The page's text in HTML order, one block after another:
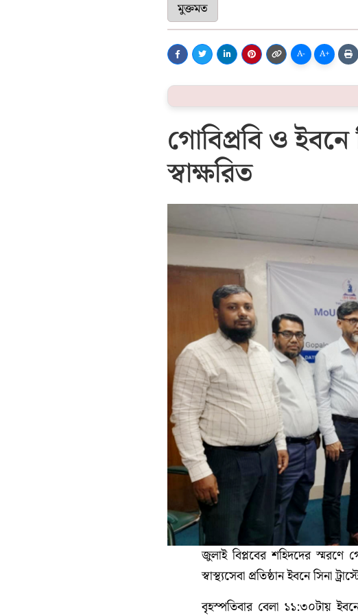
মুক্তমত
A- A+
গোবিপ্রবি ও
স্বাক্ষরিত
জুলাই বিপ্লবের শহিদদের স্মরণে
স্বাস্থ্যসেবা প্রতিষ্ঠান ইবনে সিনা
বৃহস্পতিবার বেলা ১১:৩০টায়